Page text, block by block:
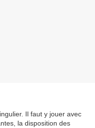
Il faut y jouer avec
la disposition des